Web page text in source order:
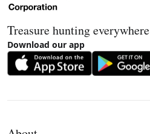
Treasure hunting everywhere
Download our app